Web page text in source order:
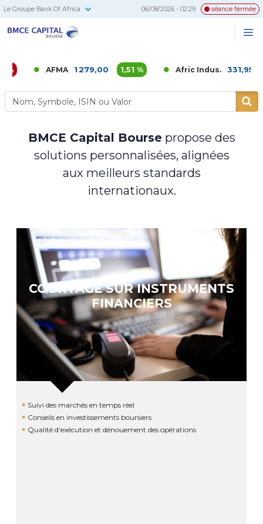
Le Groupe Bank Of Africa 06/08/2026 - 02:29 séance fermée
AFMA 1 279,00 1,51 % Afric Indus. 331,95 0,02
BMCE Capital Boursepropose des
solutions personnalisées, alignées
aux meilleurs standards
internationaux.
COURTAGE SUR INSTRUMENTS
FINANCIERS
Suivi des marchés en temps réel
Conseils en investissements boursiers
Qualité d’exécution et dénouement des opérations